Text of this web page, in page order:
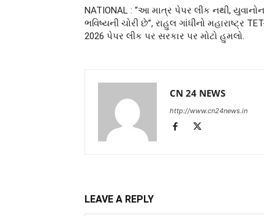
NATIONAL : “આ માત્ર પેપર લીક નથી,
ભવિષ્યની ચોરી છે”, રાહુલ ગાંધીનો મહારાષ્ટ્ર
2026 પેપર લીક પર સરકાર પર મોટો હુમલો.
CN 24 NEWS
http://www.cn24news.in
LEAVE A REPLY